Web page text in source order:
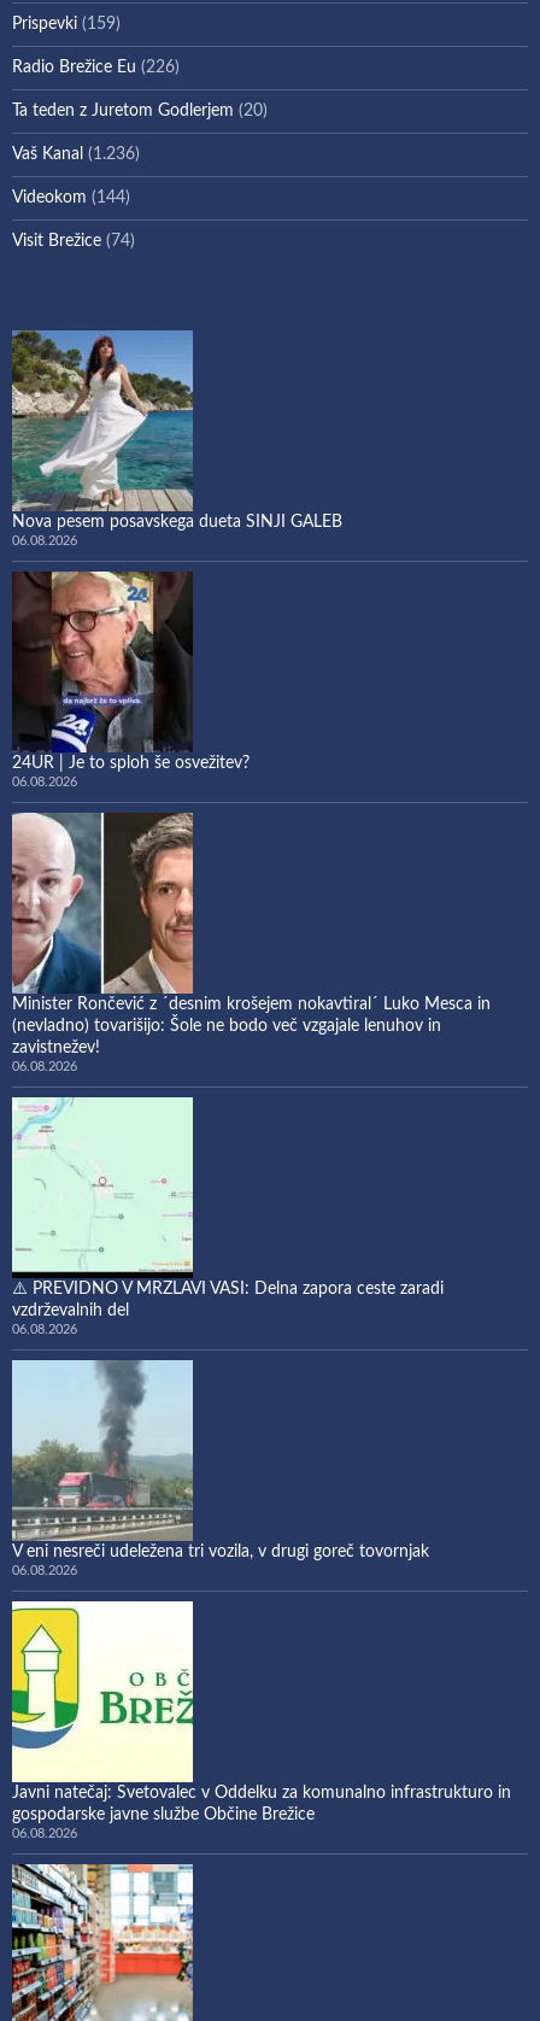
Prispevki (159)
Radio Brežice Eu (226)
Ta teden z Juretom Godlerjem (20)
Vaš Kanal (1.236)
Videokom (144)
Visit Brežice (74)
Nova pesem posavskega dueta SINJI GALEB
06.08.2026
24UR | Je to sploh še osvežitev?
06.08.2026
Minister Rončević z ´desnim krošejem nokavtiral´ Luko Mesca in
(nevladno) tovarišijo: Šole ne bodo več vzgajale lenuhov in
zavistnežev!
06.08.2026
⚠️ PREVIDNO V MRZLAVI VASI: Delna zapora ceste zaradi
vzdrževalnih del
06.08.2026
V eni nesreči udeležena tri vozila, v drugi goreč tovornjak
06.08.2026
Javni natečaj: Svetovalec v Oddelku za komunalno infrastrukturo in
gospodarske javne službe Občine Brežice
06.08.2026